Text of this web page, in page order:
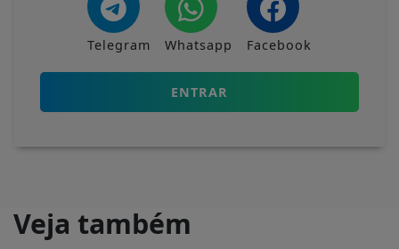
Telegram Whatsapp Facebook
ENTRAR
Veja também